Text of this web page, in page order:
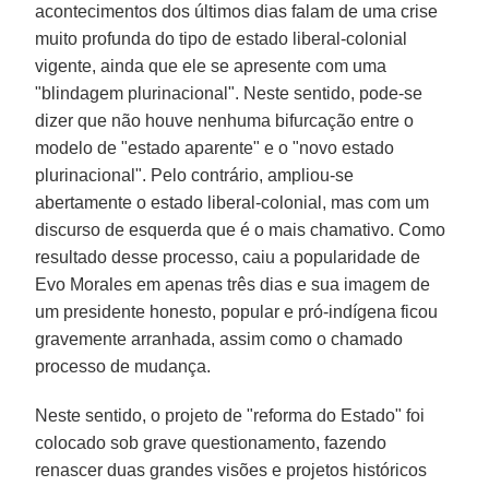
acontecimentos dos últimos dias falam de uma crise
muito profunda do tipo de estado liberal-colonial
vigente, ainda que ele se apresente com uma
"blindagem plurinacional". Neste sentido, pode-se
dizer que não houve nenhuma bifurcação entre o
modelo de "estado aparente" e o "novo estado
plurinacional". Pelo contrário, ampliou-se
abertamente o estado liberal-colonial, mas com um
discurso de esquerda que é o mais chamativo. Como
resultado desse processo, caiu a popularidade de
Evo Morales em apenas três dias e sua imagem de
um presidente honesto, popular e pró-indígena ficou
gravemente arranhada, assim como o chamado
processo de mudança.
Neste sentido, o projeto de "reforma do Estado" foi
colocado sob grave questionamento, fazendo
renascer duas grandes visões e projetos históricos